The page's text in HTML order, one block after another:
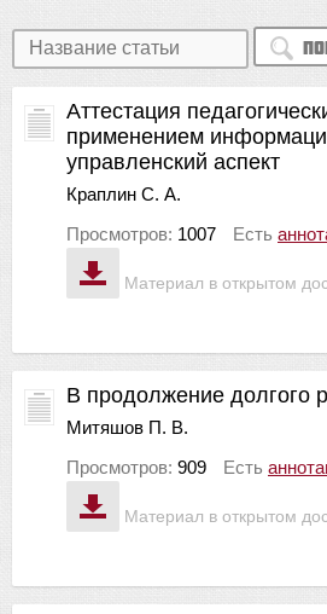
Материал в открытом
Аттестация
применением
управленский аспект
Краплин С. А.
Просмотров: 1007 Есть
Материал в открытом
В продолжение долгого
Митяшов П. В.
Просмотров: 909 Есть